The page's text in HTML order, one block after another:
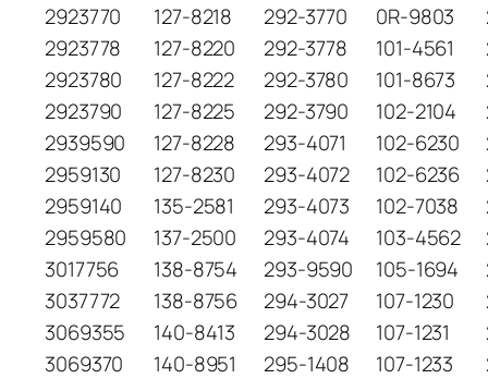
2923770
127-8218 292-3770 0R-9803
2923778
127-8220 292-3778 101-4561
2923780
127-8222 292-3780 101-8673
2923790
127-8225 292-3790 102-2104
2939590
127-8228 293-4071 102-6230
2959130
127-8230 293-4072 102-6236
2959140
135-2581 293-4073 102-7038
2959580
137-2500 293-4074 103-4562
3017756
138-8754 293-9590 105-1694
3037772
138-8756 294-3027 107-1230
3069355
140-8413 294-3028 107-1231
3069370
140-8951 295-1408 107-1233